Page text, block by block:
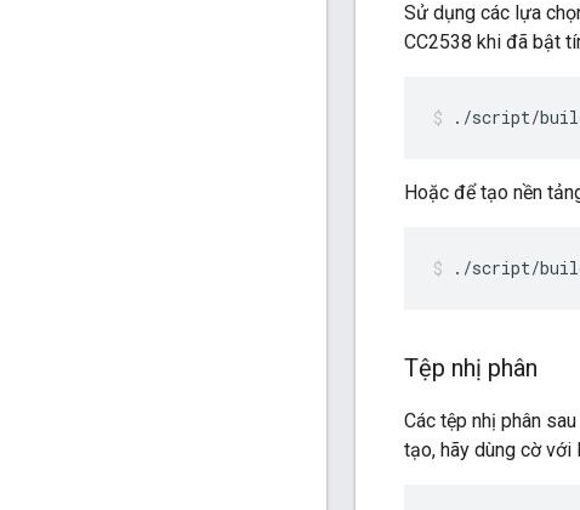
Sử dụng các lựa
CC2538 khi đã bật
./script/build -
Hoặc để tạo nền
./script/build
Tệp nhị phân
Các tệp nhị phân
tạo, hãy dùng cờ với